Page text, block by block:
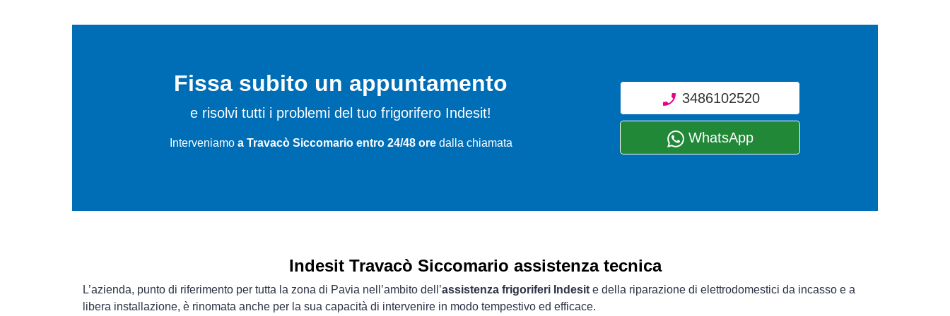
Fissa subito un appuntamento
e risolvi tutti i problemi del tuo frigorifero Indesit!
Interveniamo a Travacò Siccomario entro 24/48 oredalla chiamata
3486102520
WhatsApp
Indesit Travacò Siccomario assistenza tecnica
L’azienda, punto di riferimento per tutta la zona di Pavia nell’ambito dell’assistenza frigoriferi Indesit e della riparazione di elettrodomestici da incasso e a
libera installazione, è rinomata anche per la sua capacità di intervenire in modo tempestivo ed efficace.